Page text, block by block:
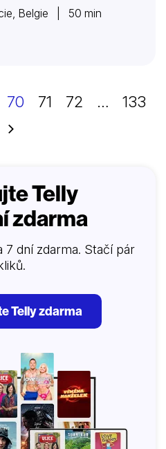
Belgie | 50 min
70 71 72 …
133
Další
Telly
zdarma
7 dní zdarma. Stačí pár
Telly zdarma